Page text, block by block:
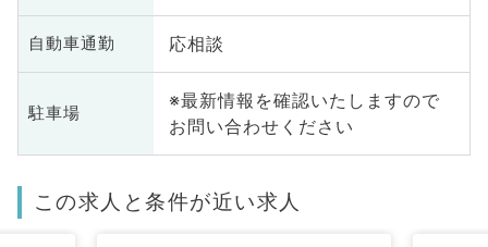
自動車通勤 応相談
駐車場
※最新情報を確認いたしますので
お問い合わせください
この求人と条件が近い求人